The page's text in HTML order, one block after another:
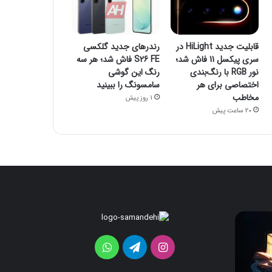
قابلیت جدید HiLight در
سری پیکسل 11 فاش شد؛
نور RGB با رنگ‌بندی
اختصاصی برای هر
مخاطب
20 ساعت پیش
رندرهای جدید گلکسی
S26 FE فاش شد؛ هر سه
رنگ این گوشی
سامسونگ را ببینید
1 روز پیش
قابلیت
HiLight
در
اینستاگرامتلگرام واتس